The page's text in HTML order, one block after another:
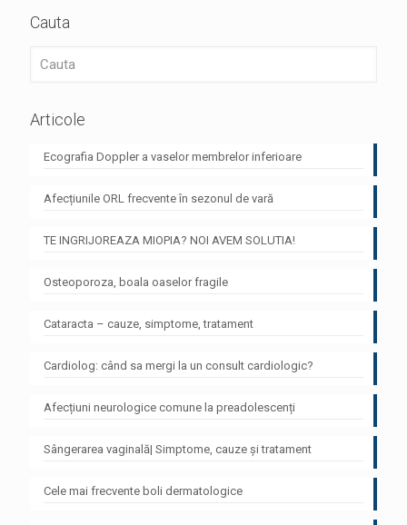
Cauta
Articole
Ecografia Doppler a vaselor membrelor inferioare
Afecțiunile ORL frecvente în sezonul de vară
TE INGRIJOREAZA MIOPIA? NOI AVEM SOLUTIA!
Osteoporoza, boala oaselor fragile
Cataracta – cauze, simptome, tratament
Cardiolog: când sa mergi la un consult cardiologic?
Afecțiuni neurologice comune la preadolescenți
Sângerarea vaginală| Simptome, cauze și tratament
Cele mai frecvente boli dermatologice